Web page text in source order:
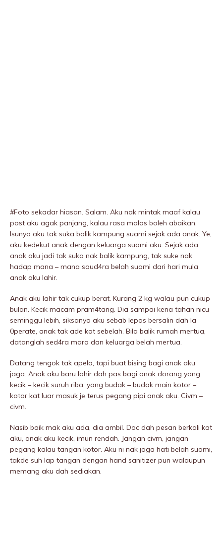
#Foto sekadar hiasan. Salam. Aku nak mintak maaf kalau
post aku agak panjang, kalau rasa malas boleh abaikan.
Isunya aku tak suka balik kampung suami sejak ada anak. Ye,
aku kedekut anak dengan keluarga suami aku. Sejak ada
anak aku jadi tak suka nak balik kampung, tak suke nak
hadap mana – mana saud4ra beIah suami dari hari mula
anak aku lahir.
Anak aku lahir tak cukup berat. Kurang 2 kg walau pun cukup
bulan. Kecik macam pram4tang. Dia sampai kena tahan nicu
seminggu lebih, siksanya aku sebab lepas bersalin dah la
0perate, anak tak ade kat sebeIah. Bila balik rumah mertua,
datanglah sed4ra mara dan keluarga beIah mertua.
Datang tengok tak apela, tapi buat bising bagi anak aku
jaga. Anak aku baru lahir dah pas bagi anak dorang yang
kecik – kecik suruh riba, yang budak – budak main kotor –
kotor kat luar masuk je terus pegang pipi anak aku. Civm –
civm.
Nasib baik mak aku ada, dia ambil. Doc dah pesan berkali kat
aku, anak aku kecik, imun rendah. Jangan civm, jangan
pegang kalau tangan kotor. Aku ni nak jaga hati beIah suami,
takde suh lap tangan dengan hand sanitizer pun walaupun
memang aku dah sediakan.